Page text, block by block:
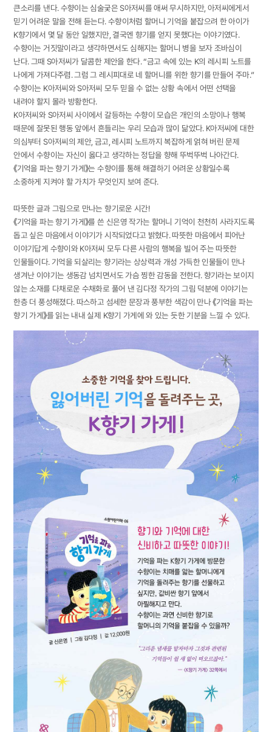
큰소리를 낸다. 수향이는 심술궂은 S아저씨를 애써 무시하지만, 아저씨에게서
믿기 어려운 말을 전해 듣는다. 수향이처럼 할머니 기억을 붙잡으려 한 아이가
K향기에서 몇 달 동안 일했지만, 결국엔 향기를 얻지 못했다는 이야기였다.
수향이는 거짓말이라고 생각하면서도 심해지는 할머니 병을 보자 조바심이
난다. 그때 S아저씨가 달콤한 제안을 한다. “금고 속에 있는 K의 레시피 노트를
나에게 가져다주렴. 그럼 그 레시피대로 네 할머니를 위한 향기를 만들어 주마.”
수향이는 K아저씨와 S아저씨 모두 믿을 수 없는 상황 속에서 어떤 선택을
내려야 할지 몰라 방황한다.
K아저씨와 S아저씨 사이에서 갈등하는 수향이 모습은 개인의 소망이나 행복
때문에 잘못된 행동 앞에서 흔들리는 우리 모습과 많이 닮았다. K아저씨에 대한
의심부터 S아저씨의 제안, 금고, 레시피 노트까지 복잡하게 얽혀 버린 문제
안에서 수향이는 자신이 옳다고 생각하는 정답을 향해 뚜벅뚜벅 나아간다.
《기억을 파는 향기 가게》는 수향이를 통해 해결하기 어려운 상황일수록
소중하게 지켜야 할 가치가 무엇인지 보여 준다.
따뜻한 글과 그림으로 만나는 향기로운 시간!
《기억을 파는 향기 가게》를 쓴 신은영 작가는 할머니 기억이 천천히 사라지도록
돕고 싶은 마음에서 이야기가 시작되었다고 밝혔다. 따뜻한 마음에서 피어난
이야기답게 수향이와 K아저씨 모두 다른 사람의 행복을 빌어 주는 따뜻한
인물들이다. 기억을 되살리는 향기라는 상상력과 개성 가득한 인물들이 만나
생겨난 이야기는 생동감 넘치면서도 가슴 찡한 감동을 전한다. 향기라는 보이지
않는 소재를 다채로운 수채화로 풀어 낸 김다정 작가의 그림 덕분에 이야기는
한층 더 풍성해졌다. 따스하고 섬세한 문장과 풍부한 색감이 만나 《기억을 파는
향기 가게》를 읽는 내내 실제 K향기 가게에 와 있는 듯한 기분을 느낄 수 있다.